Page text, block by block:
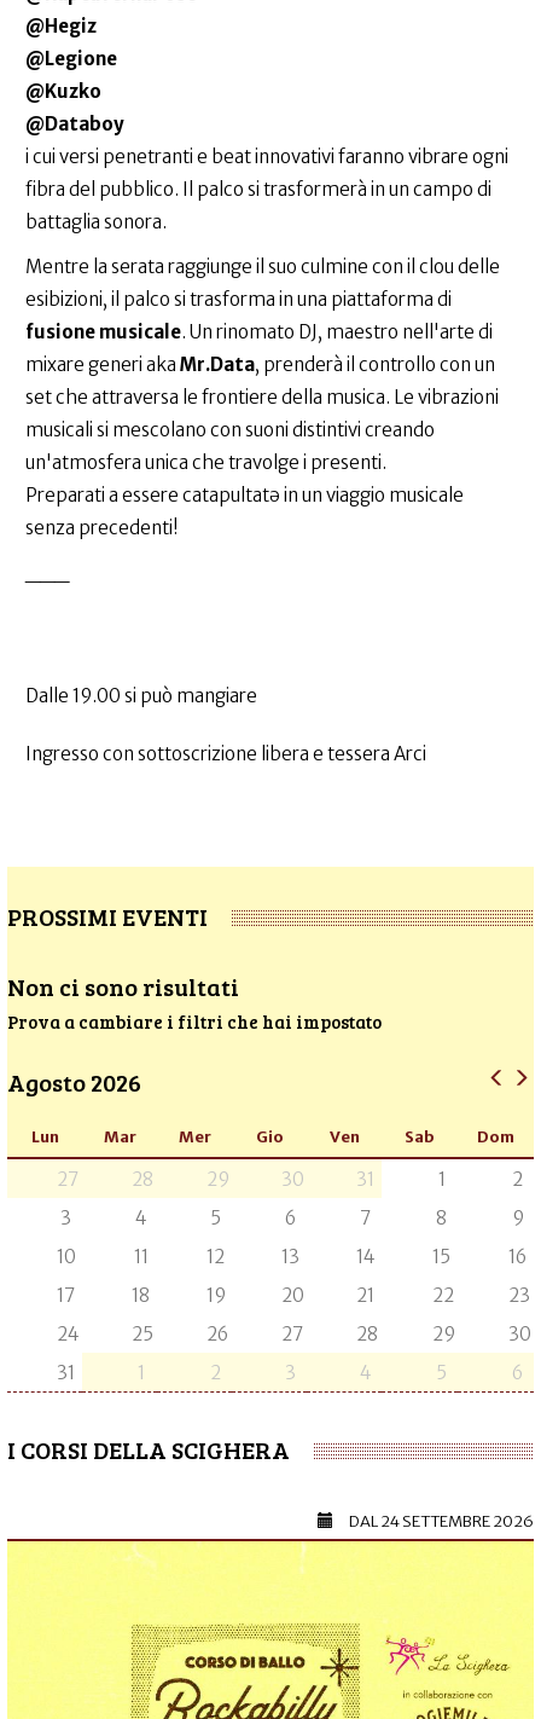
@Hegiz
@Legione
@Kuzko
@Databoy
i cui versi penetranti e beat innovativi faranno vibrare ogni
fibra del pubblico. Il palco si trasformerà in un campo di
battaglia sonora.
Mentre la serata raggiunge il suo culmine con il clou delle
esibizioni, il palco si trasforma in una piattaforma di
fusione musicale. Un rinomato DJ, maestro nell'arte di
mixare generi aka Mr.Data, prenderà il controllo con un
set che attraversa le frontiere della musica. Le vibrazioni
musicali si mescolano con suoni distintivi creando
un'atmosfera unica che travolge i presenti.
Preparati a essere catapultatə in un viaggio musicale
senza precedenti!
Dalle 19.00 si può mangiare
Ingresso con sottoscrizione libera e tessera Arci
PROSSIMI EVENTI
Non ci sono risultati
Prova a cambiare i filtri che hai impostato
Agosto 2026
Lun Mar Mer Gio Ven Sab Dom
27 28 29 30 31 1
2
3
4 5 6 7 8
9
10
11 12 13 14 15
16
17
18 19 20 21 22
23
24
25 26 27 28 29
30
31
1 2 3 4 5 6
I CORSI DELLA SCIGHERA
DAL24 SETTEMBRE 2026